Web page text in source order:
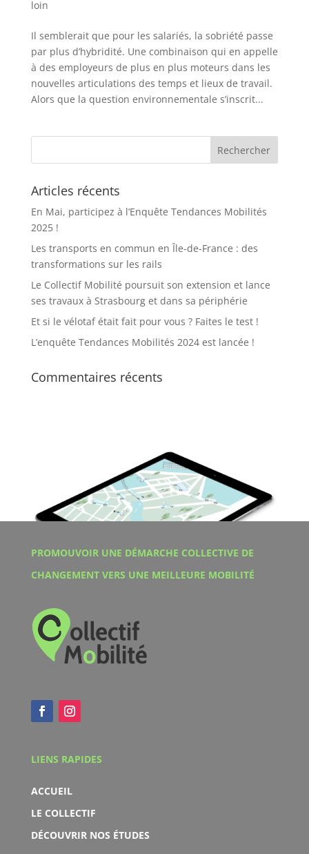
loin
Il semblerait que pour les salariés, la sobriété passe
par plus d’hybridité. Une combinaison qui en appelle
à des employeurs de plus en plus moteurs dans les
nouvelles articulations des temps et lieux de travail.
Alors que la question environnementale s’inscrit...
Articles récents
En Mai, participez à l’Enquête Tendances Mobilités
2025 !
Les transports en commun en Île-de-France : des
transformations sur les rails
Le Collectif Mobilité poursuit son extension et lance
ses travaux à Strasbourg et dans sa périphérie
Et si le vélotaf était fait pour vous ? Faites le test !
L’enquête Tendances Mobilités 2024 est lancée !
Commentaires récents
PROMOUVOIR UNE DÉMARCHE COLLECTIVE DE
CHANGEMENT VERS UNE MEILLEURE MOBILITÉ
LIENS RAPIDES
ACCUEIL
LE COLLECTIF
DÉCOUVRIR NOS ÉTUDES